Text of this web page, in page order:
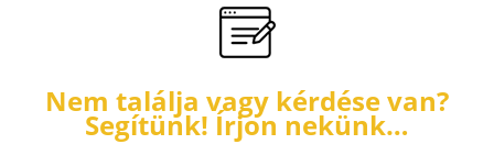
Nem találja vagy kérdése van?
Segítünk! Írjon nekünk…